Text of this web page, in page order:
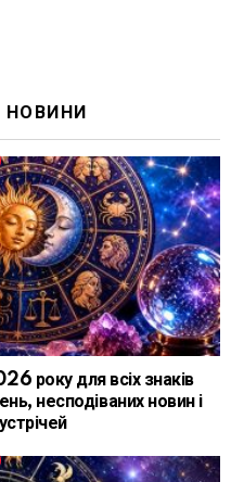
НОВИНИ
року для всіх знаків
несподіваних новин і